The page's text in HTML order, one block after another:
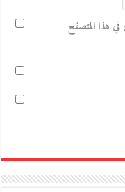
في هذا المتصفح